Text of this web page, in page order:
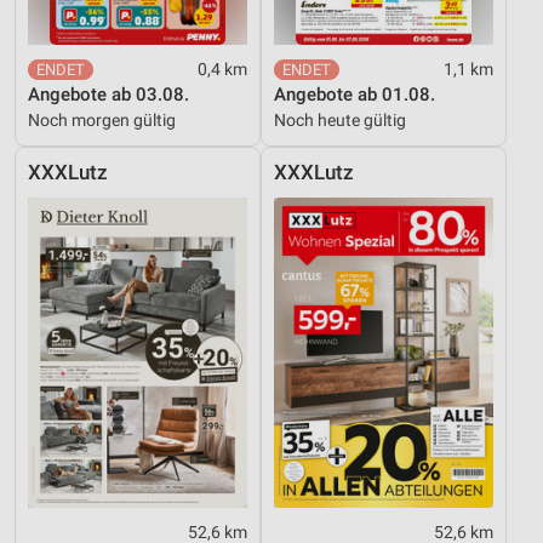
0,4 km
Angebote ab 03.08.
Noch morgen gültig
1,1 km
Angebote ab 01.08.
Noch heute gültig
XXXLutz
52,6 km
XXXLutz
52,6 km